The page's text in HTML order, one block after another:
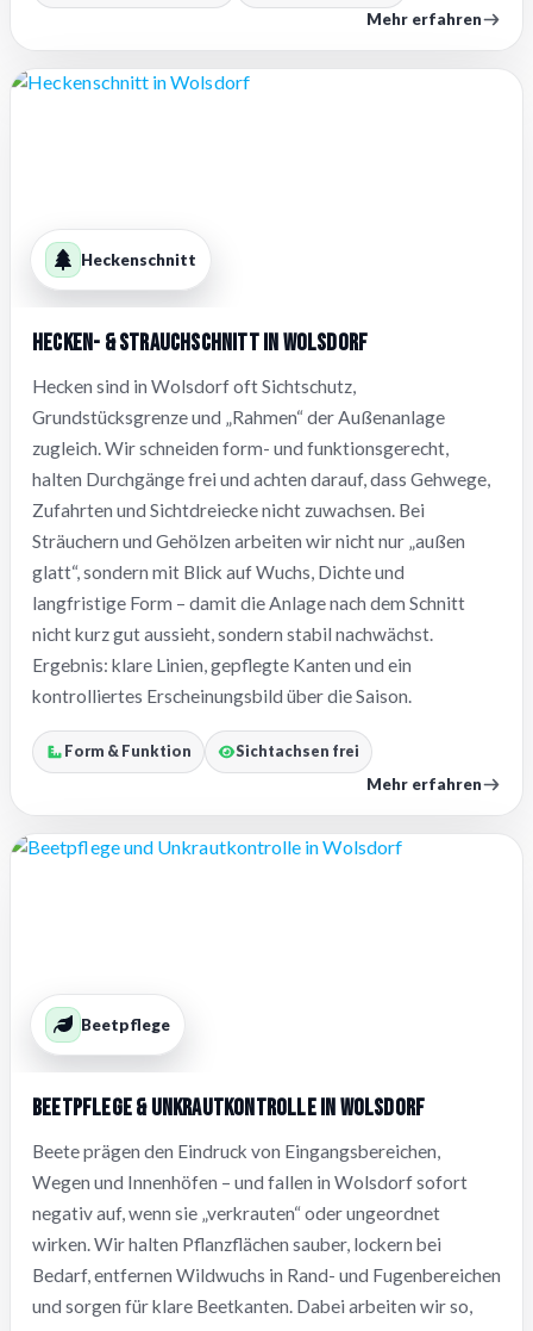
Mehr erfahren
Heckenschnitt
Hecken- & Strauchschnitt in Wolsdorf
Hecken sind in Wolsdorf oft Sichtschutz,
Grundstücksgrenze und „Rahmen“ der Außenanlage
zugleich. Wir schneiden form- und funktionsgerecht,
halten Durchgänge frei und achten darauf, dass Gehwege,
Zufahrten und Sichtdreiecke nicht zuwachsen. Bei
Sträuchern und Gehölzen arbeiten wir nicht nur „außen
glatt“, sondern mit Blick auf Wuchs, Dichte und
langfristige Form – damit die Anlage nach dem Schnitt
nicht kurz gut aussieht, sondern stabil nachwächst.
Ergebnis: klare Linien, gepflegte Kanten und ein
kontrolliertes Erscheinungsbild über die Saison.
Form & Funktion Sichtachsen frei
Mehr erfahren
Beetpflege
Beetpflege & Unkrautkontrolle in Wolsdorf
Beete prägen den Eindruck von Eingangsbereichen,
Wegen und Innenhöfen – und fallen in Wolsdorf sofort
negativ auf, wenn sie „verkrauten“ oder ungeordnet
wirken. Wir halten Pflanzflächen sauber, lockern bei
Bedarf, entfernen Wildwuchs in Rand- und Fugenbereichen
und sorgen für klare Beetkanten. Dabei arbeiten wir so,